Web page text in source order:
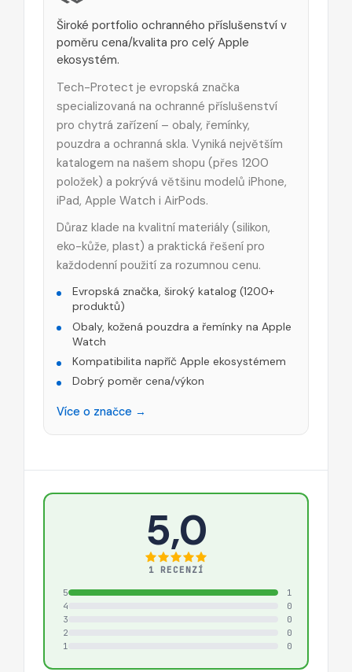
Široké portfolio ochranného příslušenství v
poměru cena/kvalita pro celý Apple
ekosystém.
Tech-Protect je evropská značka
specializovaná na ochranné příslušenství
pro chytrá zařízení – obaly, řemínky,
pouzdra a ochranná skla. Vyniká největším
katalogem na našem shopu (přes 1200
položek) a pokrývá většinu modelů iPhone,
iPad, Apple Watch i AirPods.
Důraz klade na kvalitní materiály (silikon,
eko-kůže, plast) a praktická řešení pro
každodenní použití za rozumnou cenu.
Evropská značka, široký katalog (1200+
produktů)
Obaly, kožená pouzdra a řemínky na Apple
Watch
Kompatibilita napříč Apple ekosystémem
Dobrý poměr cena/výkon
Více o značce →
5,0
1 RECENZÍ
5
1
4
0
3
0
2
0
1
0